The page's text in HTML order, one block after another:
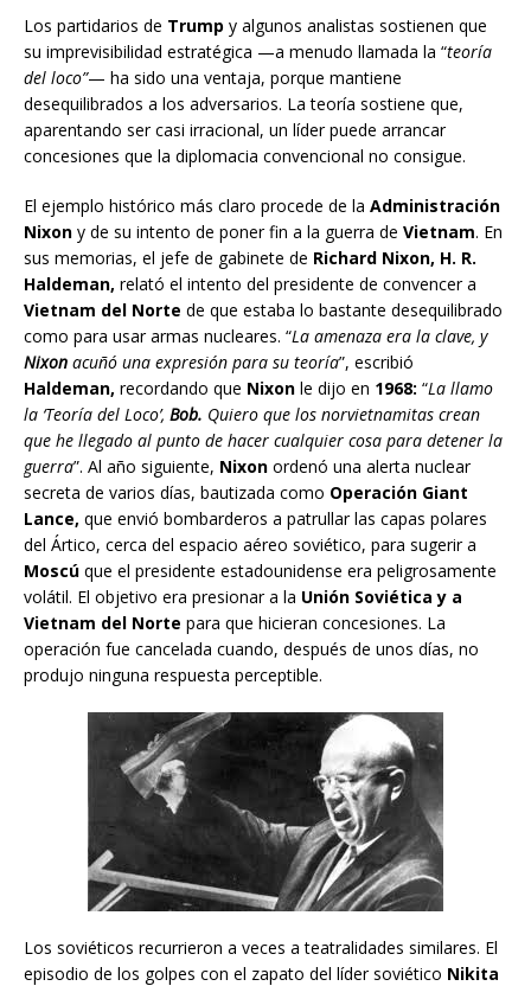
Los partidarios de Trump y algunos analistas sostienen que
su imprevisibilidad estratégica —a menudo llamada la “teoría
del loco”— ha sido una ventaja, porque mantiene
desequilibrados a los adversarios. La teoría sostiene que,
aparentando ser casi irracional, un líder puede arrancar
concesiones que la diplomacia convencional no consigue.
El ejemplo histórico más claro procede de la Administración
Nixon y de su intento de poner fin a la guerra de Vietnam. En
sus memorias, el jefe de gabinete de Richard Nixon, H. R.
Haldeman, relató el intento del presidente de convencer a
Vietnam del Norte de que estaba lo bastante desequilibrado
como para usar armas nucleares. “La amenaza era la clave, y
Nixon acuñó una expresión para su teoría”, escribió
Haldeman, recordando que Nixon le dijo en 1968: “La llamo
la ‘Teoría del Loco’, Bob. Quiero que los norvietnamitas crean
que he llegado al punto de hacer cualquier cosa para detener la
guerra”. Al año siguiente, Nixon ordenó una alerta nuclear
secreta de varios días, bautizada como Operación Giant
Lance, que envió bombarderos a patrullar las capas polares
del Ártico, cerca del espacio aéreo soviético, para sugerir a
Moscú que el presidente estadounidense era peligrosamente
volátil. El objetivo era presionar a la Unión Soviética y a
Vietnam del Norte para que hicieran concesiones. La
operación fue cancelada cuando, después de unos días, no
produjo ninguna respuesta perceptible.
Los soviéticos recurrieron a veces a teatralidades similares. El
episodio de los golpes con el zapato del líder soviético Nikita